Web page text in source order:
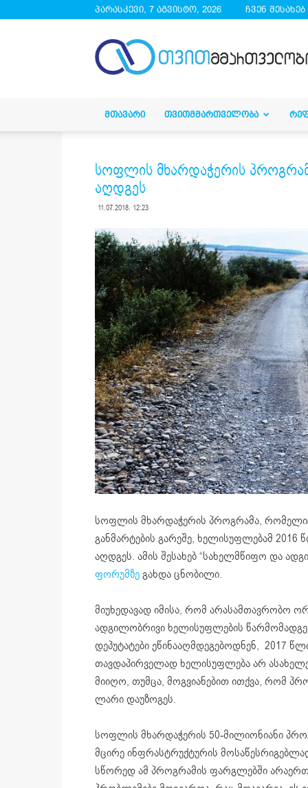
პარასკევი, 7 აგვისტო, 2026 ჩვენ შესახებ
ᲛᲗᲐᲕᲐᲠᲘ ᲗᲕᲘᲗᲛᲛᲐᲠᲗᲕᲔᲚᲝᲑᲐ
სოფლის მხარდაჭერის
აღდგეს
11.07.2018. 12:23
სოფლის მხარდაჭერის პროგრამა,
განმარტების გარეშე, ხელისუფლებამ
აღდგეს. ამის შესახებ “სახელმწიფო და
ფორუმზეგახდა ცნობილი.
მიუხედავად იმისა, რომ არასამთავრობო
ადგილობრივი ხელისუფლების
დეპუტატები ეწინააღმდეგებოდნენ, 2017
თავდაპირველად ხელისუფლება არ
მიიღო, თუმცა, მოგვიანებით ითქვა, რომ
ლარი დაუზოგეს.
სოფლის მხარდაჭერის 50-მილიონიანი
მცირე ინფრასტრუქტურის
სწორედ ამ პროგრამის ფარგლებში